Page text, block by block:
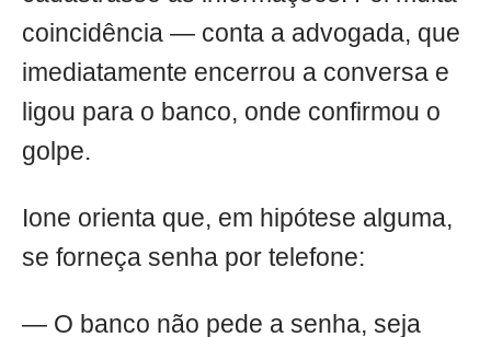
coincidência — conta a advogada, que
imediatamente encerrou a conversa e
ligou para o banco, onde confirmou o
golpe.
Ione orienta que, em hipótese alguma,
se forneça senha por telefone:
— O banco não pede a senha, seja